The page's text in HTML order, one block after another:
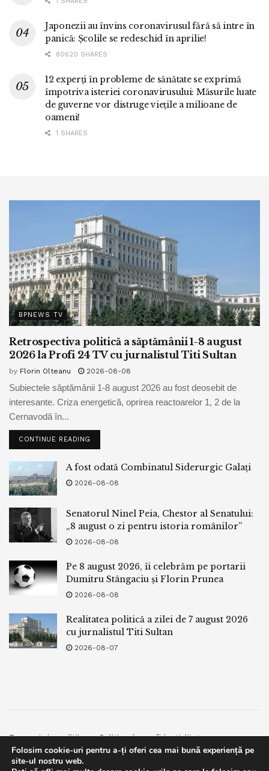
Japonezii au învins coronavirusul fără să intre în
panică: Școlile se redeschid în aprilie!
80620 SHARES
12 experți în probleme de sănătate se exprimă
împotriva isteriei coronavirusului: Măsurile luate
de guverne vor distruge viețile a milioane de
oameni!
1 SHARES
BPNEWS TV
Retrospectiva politică a săptămânii 1-8 august
2026 la Profi 24 TV cu jurnalistul Titi Sultan
by Florin Olteanu 2026-08-08
Subiectele săptămânii 1-8 august 2026 au fost deosebit de
interesante. Criza energetică, oprirea reactoarelor 1, 2 de la
Cernavodă în...
CONTINUE READING
A fost odată Combinatul Siderurgic Galați
2026-08-08
Senatorul Ninel Peia, Chestor al Senatului:
„8 august o zi pentru istoria românilor”
2026-08-08
Pe 8 august 2026, îi celebrăm pe portarii
Dumitru Stângaciu și Florin Prunea
2026-08-08
Realitatea politică a zilei de 7 august 2026
cu jurnalistul Titi Sultan
2026-08-07
Termeni si conditii
Politica de confidentialitate
Facebook
Contact
Folosim cookie-uri pentru a-ți oferi cea mai bună experiență pe
site-ul nostru web.